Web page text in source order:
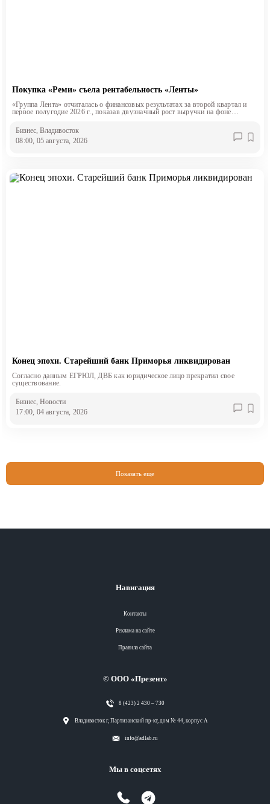
Покупка «Реми» съела рентабельность «Ленты»
«Группа Лента» отчиталась о финансовых результатах за второй квартал и
первое полугодие 2026 г., показав двузначный рост выручки на фоне
Бизнес, Владивосток
08:00, 05 августа, 2026
Конец эпохи. Старейший банк Приморья ликвидирован
Согласно данным ЕГРЮЛ, ДВБ как юридическое лицо прекратил свое
существование.
Бизнес, Новости
17:00, 04 августа, 2026
Показать еще
Навигация
Контакты
Реклама на сайте
Правила сайта
© ООО «Презент»
8 (423) 2 430 – 730
Владивосток г, Партизанский пр-кт, дом № 44, корпус А
info@adlab.ru
Мы в соцсетях